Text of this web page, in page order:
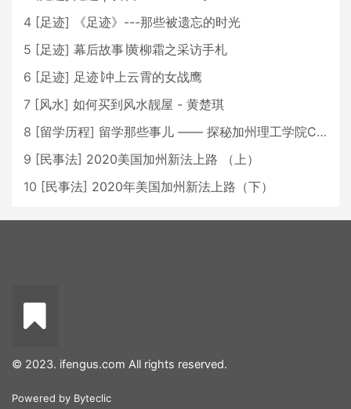
4 [足迹]
《足迹》---那些被遗忘的时光
5 [足迹] 幕后故事∣黄柳霜之采访手札
6 [足迹] 足迹∣冲上云霄的女战鹰
7 [风水] 如何买到风水靓屋 - 黄楚琪
8 [留学历程] 留学那些事儿 —— 探秘加州理工学院Caltech博士生活 [上集]
9 [民事法] 2020美国加州新法上路 （上）
10 [民事法] 2020年美国加州新法上路（下）
© 2023. ifengus.com All rights reserved.
Powered by Byteclic